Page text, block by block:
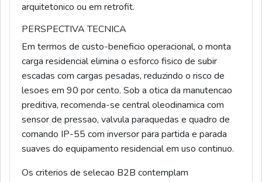
arquitetonico ou em retrofit.
PERSPECTIVA TECNICA
Em termos de custo-beneficio operacional, o monta
carga residencial elimina o esforco fisico de subir
escadas com cargas pesadas, reduzindo o risco de
lesoes em 90 por cento. Sob a otica da manutencao
preditiva, recomenda-se central oleodinamica com
sensor de pressao, valvula paraquedas e quadro de
comando IP-55 com inversor para partida e parada
suaves do equipamento residencial em uso continuo.
Os criterios de selecao B2B contemplam